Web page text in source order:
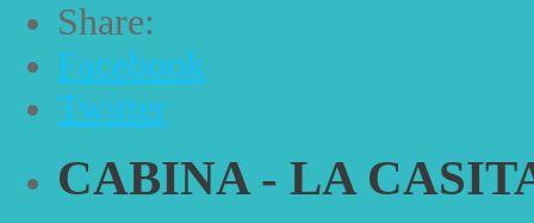
Share:
Facebook
Twitter
CABINA - LA